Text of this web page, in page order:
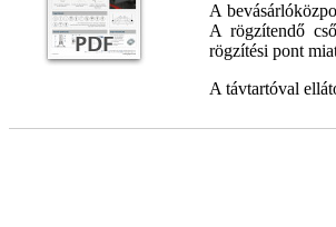
A
A rögzítendő
rögzítési pont
A távtartóval